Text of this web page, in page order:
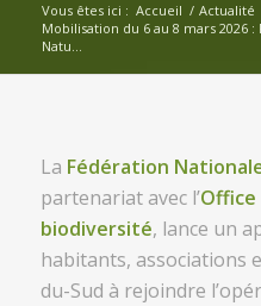
Vous êtes ici : Accueil / Actualité
Mobilisation du 6 au 8 mars 2026 :
Natu...
La Fédération
partenariat avec l’Office
biodiversité, lance un
habitants, associations
du-Sud à rejoindre